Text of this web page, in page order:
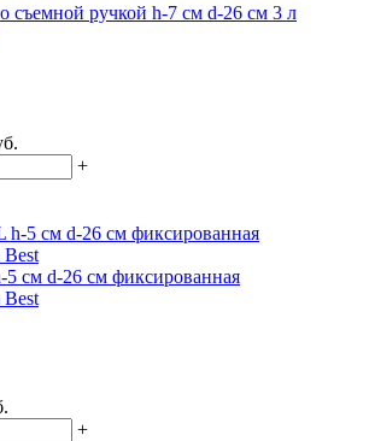
съемной ручкой h-7 см d-26 см 3 л
+
см d-26 см фиксированная
Best
+